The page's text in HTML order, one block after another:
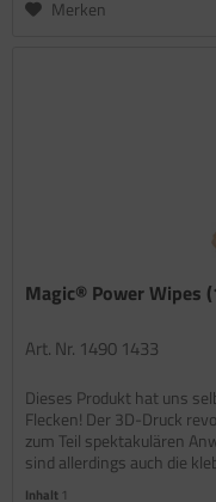
Merken
Magic® Power Wipes
Art. Nr. 1490 1433
Dieses Produkt hat uns
Flecken! Der 3D-Druck
zum Teil spektakulären
sind allerdings auch die
Inhalt 1